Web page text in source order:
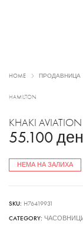
HOME ПРОДАВНИЦА
HAMILTON
KHAKI AVIATION
55.100
НЕМА НА ЗАЛИХА
SKU: H76419931
CATEGORY: